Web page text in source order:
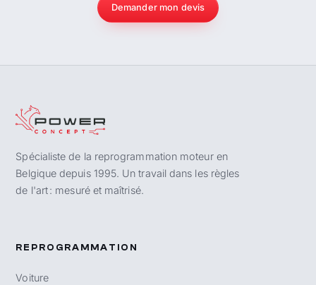
Demander mon devis
Spécialiste de la reprogrammation moteur en
Belgique depuis 1995. Un travail dans les règles
de l'art : mesuré et maîtrisé.
REPROGRAMMATION
Voiture